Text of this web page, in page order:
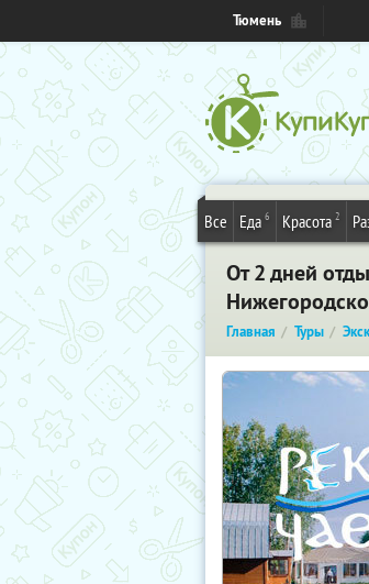
Тюмень
Все Еда 6 Красота 2
От 2 дней
Главная Туры